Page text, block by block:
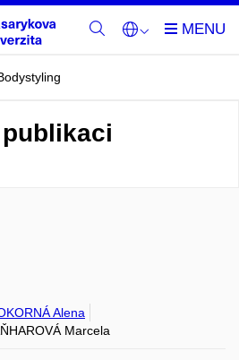
Alena
Marcela